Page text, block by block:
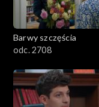
Barwy szczęścia
odc. 2708